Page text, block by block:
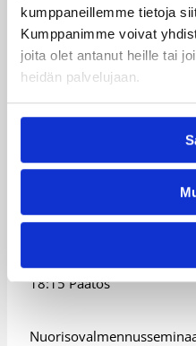
kumppaneillemme tietoja
Kumppanimme voivat
joita olet antanut heille tai
heidän palvelujaan.
Lauantai 13.1.
8:00 Aamiainen
10:00 Esiintyjä tarkentuu
11:15 Tauko
11:30 Koriksen uusi
13:45 Sami Kalaja:
– sovellukset heittämiseen
15:15 Esiintyjä tarkentuu
16:30 Tauko
16:45: Jyri Lohikoski:
harjoittelua
18:15 Päätös